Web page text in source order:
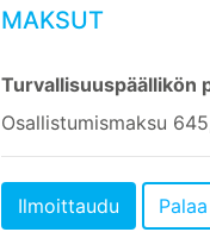
MAKSUT
Turvallisuuspäällikön
Osallistumismaksu